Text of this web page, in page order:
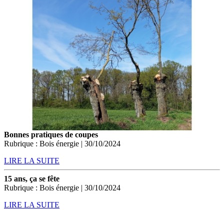
Bonnes pratiques de coupes
Rubrique : Bois énergie | 30/10/2024
LIRE LA SUITE
15 ans, ça se fête
Rubrique : Bois énergie | 30/10/2024
LIRE LA SUITE